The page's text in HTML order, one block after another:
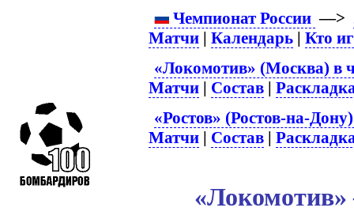
Чемпионат России —>
Матчи |Календарь |Кто
«Локомотив» (Москва) в
Матчи | Состав |
«Ростов» (Ростов-на-
Матчи | Состав |
«Локомотив»